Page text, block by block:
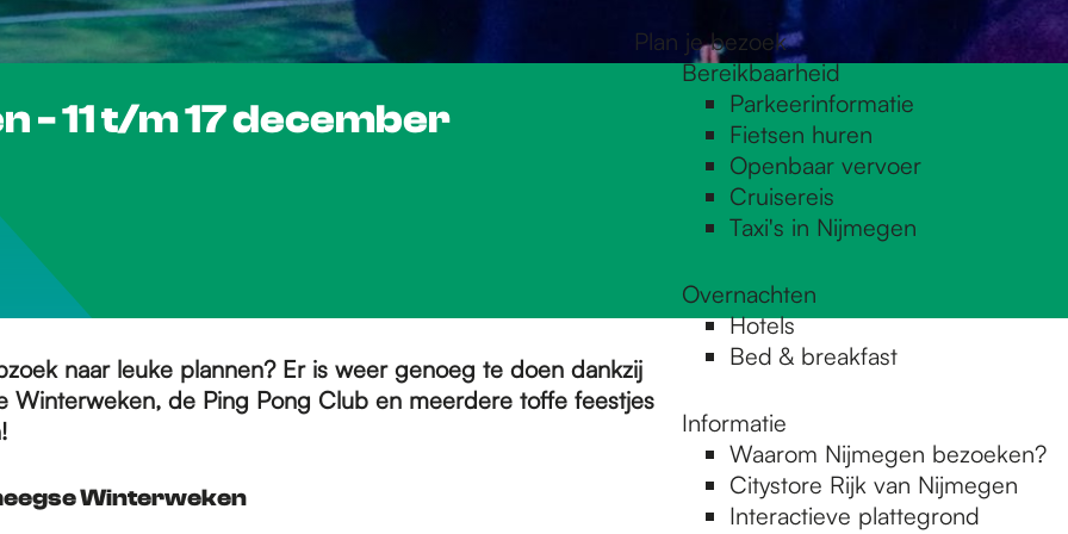
Plan je bezoek
Bereikbaarheid
Parkeerinformatie
Fietsen huren
Openbaar vervoer
Cruisereis
Taxi's in Nijmegen
Overnachten
Hotels
Bed & breakfast
Informatie
Waarom Nijmegen bezoeken?
Citystore Rijk van Nijmegen
Interactieve plattegrond
- 11 t/m 17 december
naar leuke plannen? Er is weer genoeg te doen dankzij
Winterweken, de Ping Pong Club en meerdere toffe feestjes
Winterweken